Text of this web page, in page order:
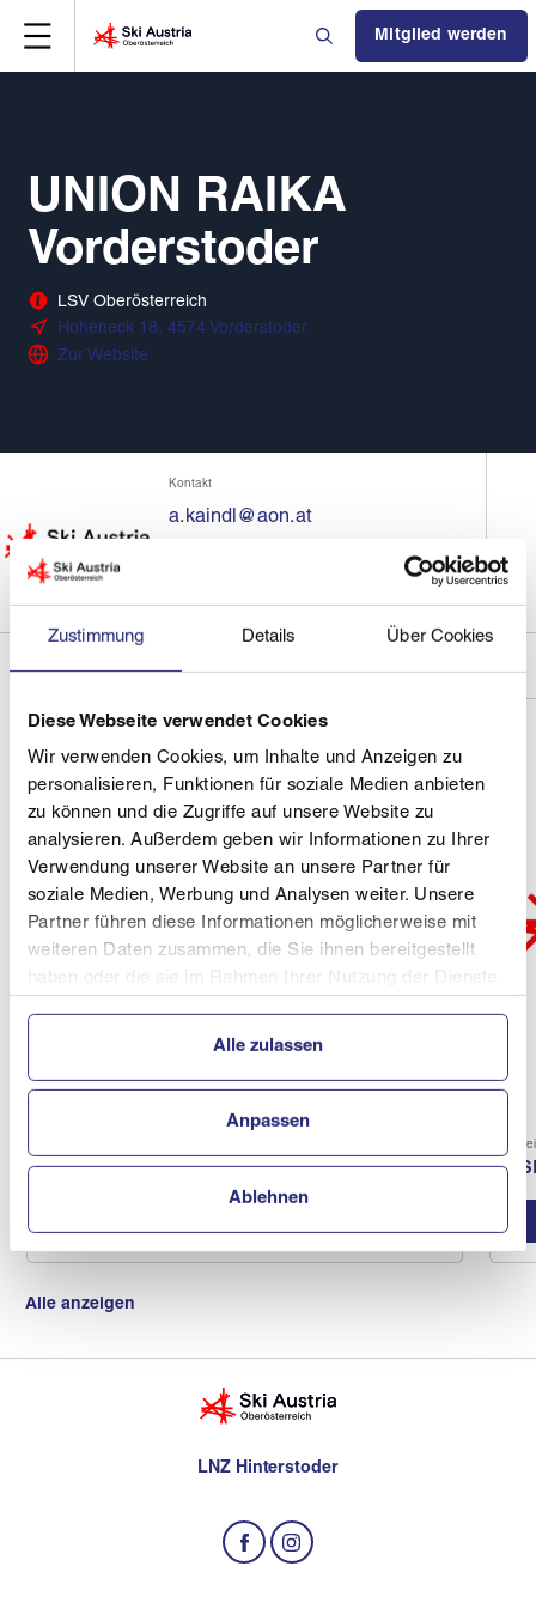
Zustimmung Details Über Cookies
Diese Webseite verwendet Cookies
Wir verwenden Cookies, um Inhalte und Anzeigen zu
personalisieren, Funktionen für soziale Medien anbieten
zu können und die Zugriffe auf unsere Website zu
analysieren. Außerdem geben wir Informationen zu Ihrer
Verwendung unserer Website an unsere Partner für
soziale Medien, Werbung und Analysen weiter. Unsere
Partner führen diese Informationen möglicherweise mit
weiteren Daten zusammen, die Sie ihnen bereitgestellt
Alle zulassen
Anpassen
Ablehnen
Mitglied werden
UNION RAIKA
Vorderstoder
LSV Oberösterreich
Hoheneck 18, 4574 Vorderstoder
Zur Website
Kontakt
a.kaindl@aon.at
ASKÖ Schiclub Neukirchen / En
Alle anzeigen
LNZ Hinterstoder